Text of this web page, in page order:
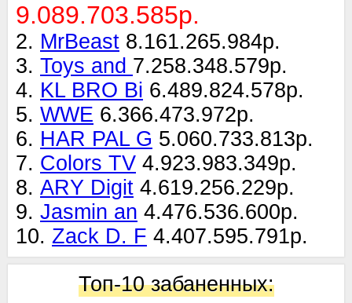
9.089.703.585р.
2. MrBeast 8.161.265.984р.
3. Toys and 7.258.348.579р.
4. KL BRO Bi 6.489.824.578р.
5. WWE 6.366.473.972р.
6. HAR PAL G 5.060.733.813р.
7. Colors TV 4.923.983.349р.
8. ARY Digit 4.619.256.229р.
9. Jasmin an 4.476.536.600р.
10. Zack D. F 4.407.595.791р.
Топ-10 забаненных: